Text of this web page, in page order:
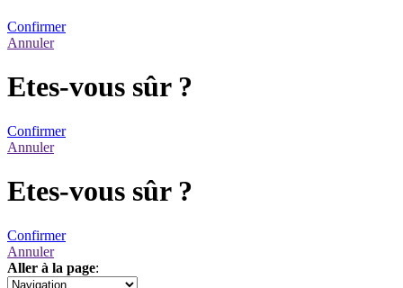
Confirmer
Annuler
Etes-vous sûr ?
Confirmer
Annuler
Etes-vous sûr ?
Confirmer
Annuler
Aller à la page:
1